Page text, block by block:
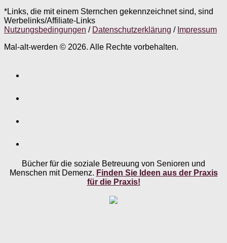
*Links, die mit einem Sternchen gekennzeichnet sind, sind
Werbelinks/Affiliate-Links
Nutzungsbedingungen / Datenschutzerklärung / Impressum
Mal-alt-werden © 2026. Alle Rechte vorbehalten.
Bücher für die soziale Betreuung von Senioren und
Menschen mit Demenz. Finden Sie Ideen aus der Praxis
für die Praxis!